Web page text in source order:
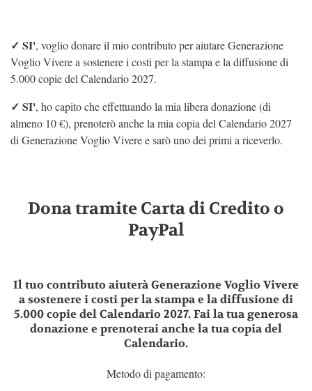
✓ SI', voglio donare il mio contributo per aiutare Generazione
Voglio Vivere a sostenere i costi per la stampa e la diffusione di
5.000 copie del Calendario 2027.
✓ SI', ho capito che effettuando la mia libera donazione (di
almeno 10 €), prenoterò anche la mia copia del Calendario 2027
di Generazione Voglio Vivere e sarò uno dei primi a riceverlo.
Dona tramite Carta di Credito o
PayPal
Il tuo contributo aiuterà Generazione Voglio Vivere
a sostenere i costi per la stampa e la diffusione di
5.000 copie del Calendario 2027. Fai la tua generosa
donazione e prenoterai anche la tua copia del
Calendario.
Metodo di pagamento: